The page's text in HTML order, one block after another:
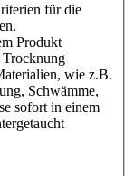
für die
Produkt
Trocknung
wie z.B.
Schwämme,
sofort in einem